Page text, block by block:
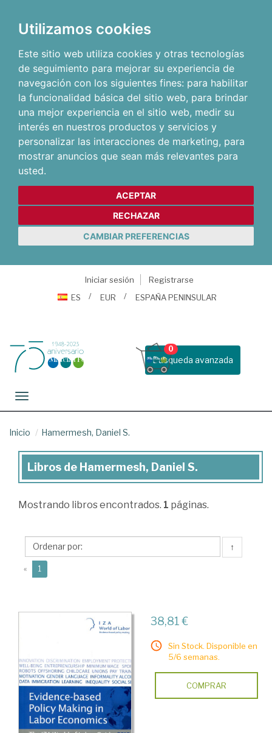
Utilizamos cookies
Este sitio web utiliza cookies y otras tecnologías
de seguimiento para mejorar su experiencia de
navegación con los siguientes fines: para habilitar
la funcionalidad básica del sitio web, para brindar
una mejor experiencia en el sitio web, medir su
interés en nuestros productos y servicios y
personalizar las interacciones de marketing, para
mostrar anuncios que sean más relevantes para
usted.
ACEPTAR
RECHAZAR
CAMBIAR PREFERENCIAS
Iniciar sesión
Registrarse
ES
EUR ESPAÑA PENINSULAR
Busqueda avanzada
0
Toggle navigation
Inicio Hamermesh, Daniel S.
Libros
Hamermesh,
Libros de Hamermesh, Daniel S.
Mostrando libros encontrados. 1 páginas.
↑
« 1
38,81 €
Sin Stock. Disponible en
5/6 semanas.
COMPRAR